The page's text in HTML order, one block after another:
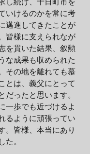
いけるのかを常に考
邁進してきたことが
皆様に支えられなが
を貫いた結果、叙勲
な成果も収められた
その地を離れても慕
とは、義父にとって
だったと思います。
一歩でも近づけるよ
るように頑張ってい
。皆様、本当にあり
た。